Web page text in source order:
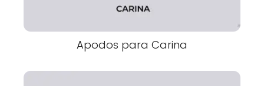
Apodos para Carina